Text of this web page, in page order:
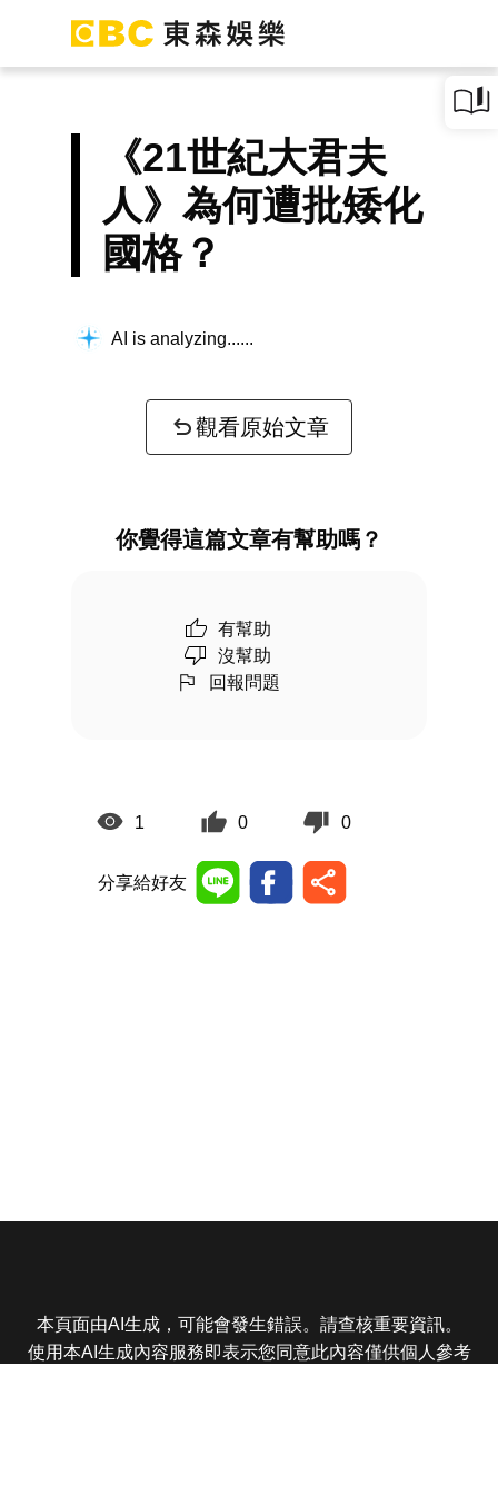
《21世紀大君夫
人》為何遭批矮化
國格？
AI is analyzing...
觀看原始文章
你覺得這篇文章有幫助嗎？
有幫助
沒幫助
回報問題
1 0 0
分享給好友
本頁面由AI生成，可能會發生錯誤。請查核重要資訊。
使用本AI生成內容服務即表示您同意此內容僅供個人參考